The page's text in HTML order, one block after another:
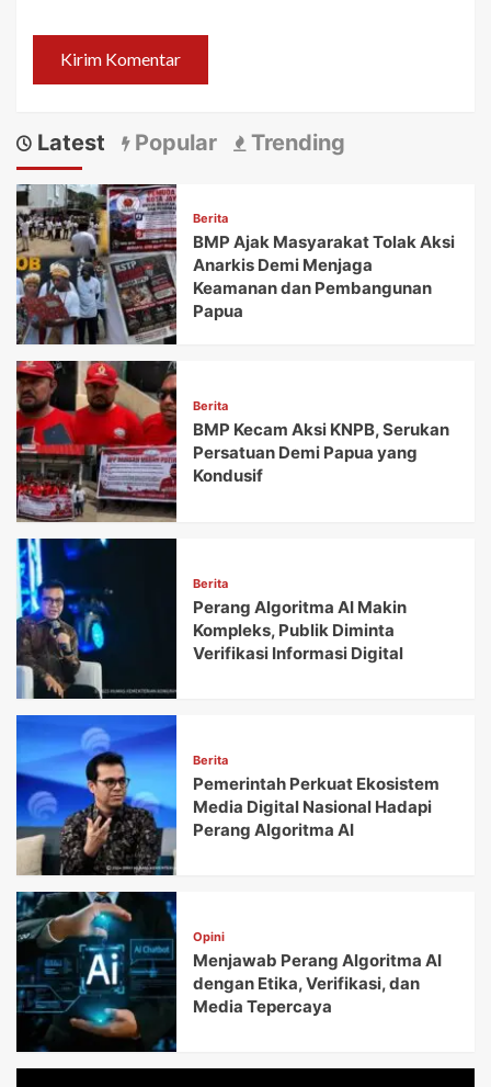
Latest Popular Trending
Berita
BMP Ajak Masyarakat Tolak Aksi
Anarkis Demi Menjaga
Keamanan dan Pembangunan
Papua
Berita
BMP Kecam Aksi KNPB, Serukan
Persatuan Demi Papua yang
Kondusif
Berita
Perang Algoritma AI Makin
Kompleks, Publik Diminta
Verifikasi Informasi Digital
Berita
Pemerintah Perkuat Ekosistem
Media Digital Nasional Hadapi
Perang Algoritma AI
Opini
Menjawab Perang Algoritma AI
dengan Etika, Verifikasi, dan
Media Tepercaya